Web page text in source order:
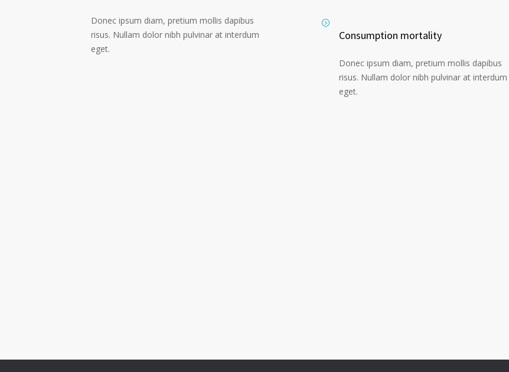
Donec ipsum diam, pretium mollis dapibus
risus. Nullam dolor nibh pulvinar at interdum
eget.
Consumption mortality
Donec ipsum diam, pretium mollis dapibus
risus. Nullam dolor nibh pulvinar at interdum
eget.